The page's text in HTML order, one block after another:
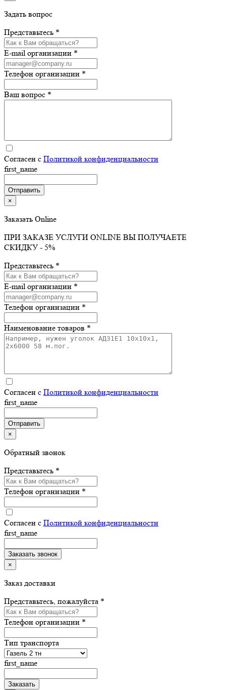
Задать вопрос
Представьтесь *
E-mail организации *
Телефон организации *
Ваш вопрос *
Согласен с Политикой конфиденциальности
first_name
×
Заказать Online
ПРИ ЗАКАЗЕ УСЛУГИ ONLINE ВЫ ПОЛУЧАЕТЕ
СКИДКУ - 5%
Представьтесь *
E-mail организации *
Телефон организации *
Наименование товаров *
Согласен с Политикой конфиденциальности
first_name
×
Обратный звонок
Представьтесь *
Телефон организации *
Согласен с Политикой конфиденциальности
first_name
×
Заказ доставки
Представьтесь, пожалуйста *
Телефон организации *
Тип транспорта
first_name